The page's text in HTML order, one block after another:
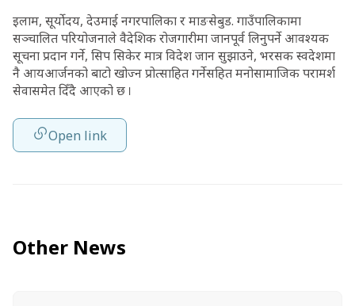
इलाम, सूर्योदय, देउमाई नगरपालिका र माङसेबुड. गाउँपालिकामा
सञ्चालित परियोजनाले वैदेशिक रोजगारीमा जानपूर्व लिनुपर्ने आवश्यक
सूचना प्रदान गर्ने, सिप सिकेर मात्र विदेश जान सुझाउने, भरसक स्वदेशमा
नै आयआर्जनको बाटो खोज्न प्रोत्साहित गर्नेसहित मनोसामाजिक परामर्श
सेवासमेत दिँदै आएको छ ।
Open link
Other News